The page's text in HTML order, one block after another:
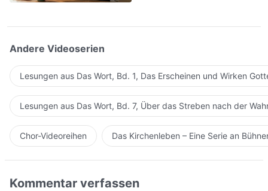
Andere Videoserien
Lesungen aus Das Wort, Bd. 1, Das Erscheinen und Wirken
Lesungen aus Das Wort, Bd. 7, Über das Streben nach der
Chor-Videoreihen Das Kirchenleben – Eine Serie an
Kommentar verfassen